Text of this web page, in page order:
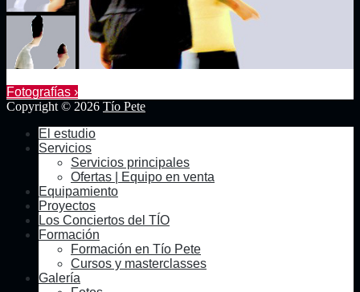
Fotografías ›
Copyright © 2026 Tío Pete
El estudio
Servicios
Servicios principales
Ofertas | Equipo en venta
Equipamiento
Proyectos
Los Conciertos del TÍO
Formación
Formación en Tío Pete
Cursos y masterclasses
Galería